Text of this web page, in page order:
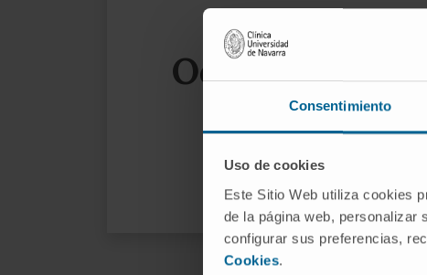
Consentimiento
Uso de cookies
Este Sitio Web utiliza cookies
de la página web, personalizar
configurar sus preferencias,
Cookies.
Oops, the